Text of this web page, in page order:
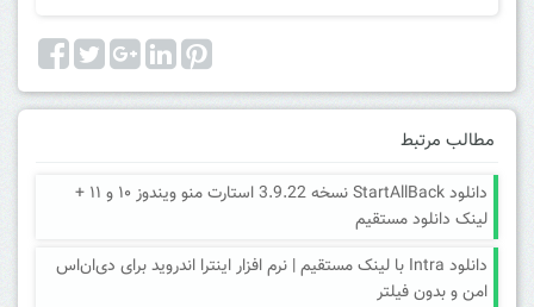
مطالب مرتبط
دانلود StartAllBack نسخه 3.9.22 استارت منو ویندوز ۱۰ و ۱۱ +
لینک دانلود مستقیم
دانلود Intra با لینک مستقیم | نرم افزار اینترا اندروید برای دی‌ان‌اس
امن و بدون فیلتر